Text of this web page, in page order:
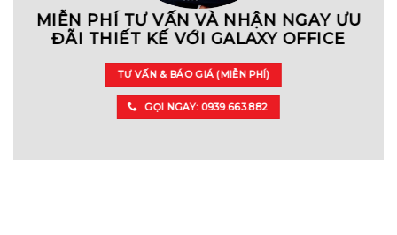
MIỄN PHÍ TƯ VẤN VÀ NHẬN NGAY ƯU
ĐÃI THIẾT KẾ VỚI GALAXY OFFICE
TƯ VẤN & BÁO GIÁ (MIỄN PHÍ)
GỌI NGAY: 0939.663.882